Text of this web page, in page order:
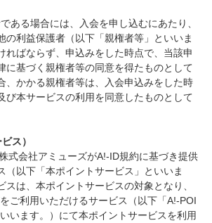
ある場合には、入会を申し込むにあたり、
の利益保護者（以下「親権者等」といいま
ればならず、申込みをした時点で、当該申
に基づく親権者等の同意を得たものとして
、かかる親権者等は、入会申込みをした時
び本サービスの利用を同意したものとして
ス）
式会社アミューズがA!-ID規約に基づき提供
（以下「本ポイントサービス」といいま
スは、本ポイントサービスの対象となり、
ご利用いただけるサービス（以下「A!-POI
います。）にて本ポイントサービスを利用